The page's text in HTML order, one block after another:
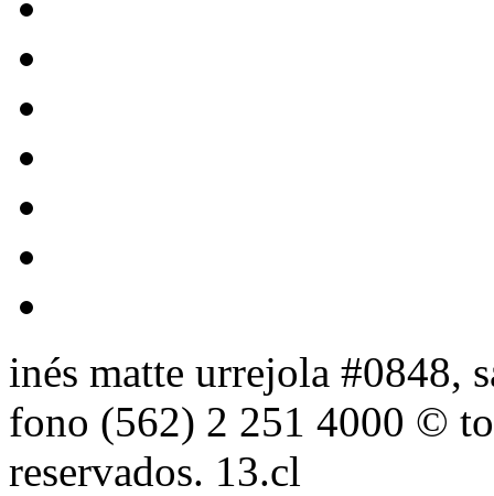
inés matte urrejola #0848,
fono (562) 2 251 4000 ©
reservados. 13.cl